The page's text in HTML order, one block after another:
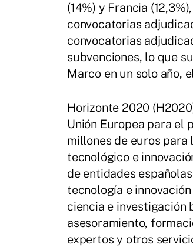
(14%) y Francia
convocatorias
convocatorias
subvenciones, lo que
Marco en un solo año,
Horizonte 2020
Unión Europea para el
millones de euros
tecnológico e
de entidades
tecnología e
ciencia e investigación
asesoramiento,
expertos y otros